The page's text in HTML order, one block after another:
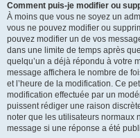
Comment puis-je modifier ou
À moins que vous ne soyez un
vous ne pouvez modifier ou
pouvez modifier un de vos
dans une limite de temps après
quelqu’un a déjà répondu à votre
message affichera le nombre de
et l’heure de la modification. Ce
modification effectuée par un
puissent rédiger une raison
noter que les utilisateurs normaux
message si une réponse a été